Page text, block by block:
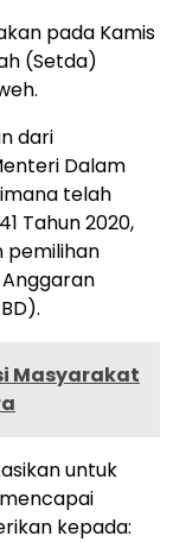
pada Kamis
(Setda)
dari
Dalam
telah
Tahun 2020,
pemilihan
Masyarakat
untuk
kepada: